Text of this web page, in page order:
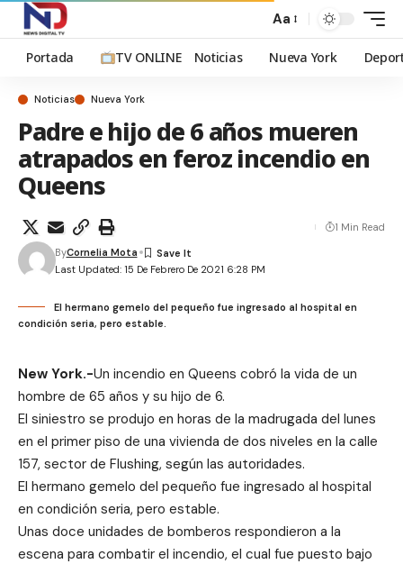
Aa
Portada TV ONLINE Noticias Nueva York
Noticias Nueva York
Padre e hijo de 6 años mueren
atrapados en feroz incendio en
Queens
Last Updated: 15 De Febrero De 2021 6:28 PM
ByCornelia Mota
1 Min Read
El hermano gemelo del pequeño fue ingresado al hospital en
condición seria, pero estable.
New York.-Un incendio en Queens cobró la vida de un
hombre de 65 años y su hijo de 6.
El siniestro se produjo en horas de la madrugada del lunes
en el primer piso de una vivienda de dos niveles en la calle
157, sector de Flushing, según las autoridades.
El hermano gemelo del pequeño fue ingresado al hospital
en condición seria, pero estable.
Unas doce unidades de bomberos respondieron a la
escena para combatir el incendio, el cual fue puesto bajo